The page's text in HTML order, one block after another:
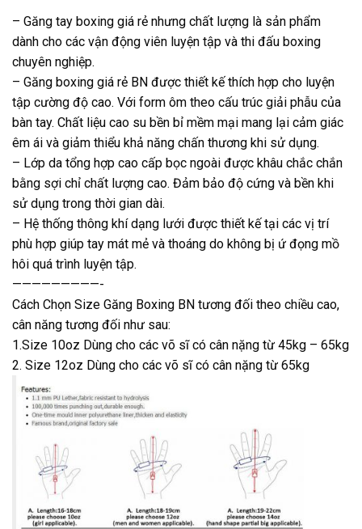
– Găng tay boxing giá rẻ nhưng chất lượng là sản phẩm
dành cho các vận động viên luyện tập và thi đấu boxing
chuyên nghiệp.
– Găng boxing giá rẻ BN được thiết kế thích hợp cho luyện
tập cường độ cao. Với form ôm theo cấu trúc giải phẫu của
bàn tay. Chất liệu cao su bền bỉ mềm mại mang lại cảm giác
êm ái và giảm thiểu khả năng chấn thương khi sử dụng.
– Lớp da tổng hợp cao cấp bọc ngoài được khâu chắc chắn
bằng sợi chỉ chất lượng cao. Đảm bảo độ cứng và bền khi
sử dụng trong thời gian dài.
– Hệ thống thông khí dạng lưới được thiết kế tại các vị trí
phù hợp giúp tay mát mẻ và thoáng do không bị ứ đọng mồ
hôi quá trình luyện tập.
—————————-
Cách Chọn Size Găng Boxing BN tương đối theo chiều cao,
cân năng tương đối như sau:
1.Size 10oz Dùng cho các võ sĩ có cân nặng từ 45kg – 65kg
2. Size 12oz Dùng cho các võ sĩ có cân nặng từ 65kg